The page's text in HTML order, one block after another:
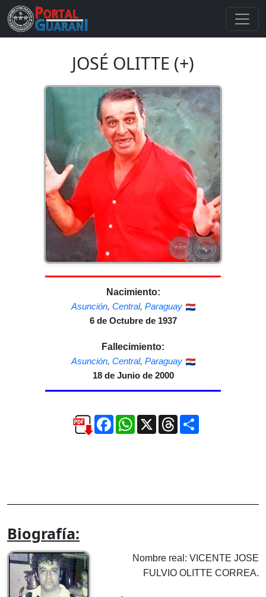
JOSÉ OLITTE (+)
Nacimiento:
Asunción, Central, Paraguay
6 de Octubre de 1937
Fallecimiento:
Asunción, Central, Paraguay
18 de Junio de 2000
FacebookWhatsApp
X ThreadsCompartir
Biografía:
Nombre real: VICENTE JOSE
FULVIO OLITTE CORREA.